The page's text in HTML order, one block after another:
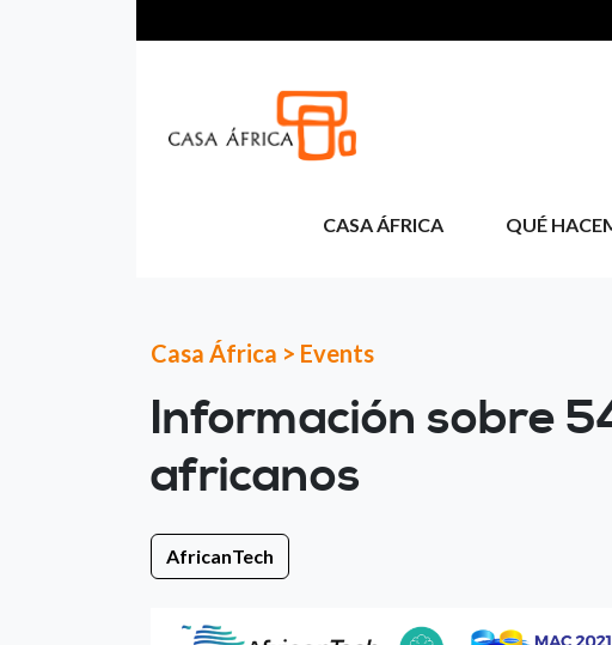
CASA ÁFRICA QUÉ
Casa África > Events
Información sobre
africanos
AfricanTech